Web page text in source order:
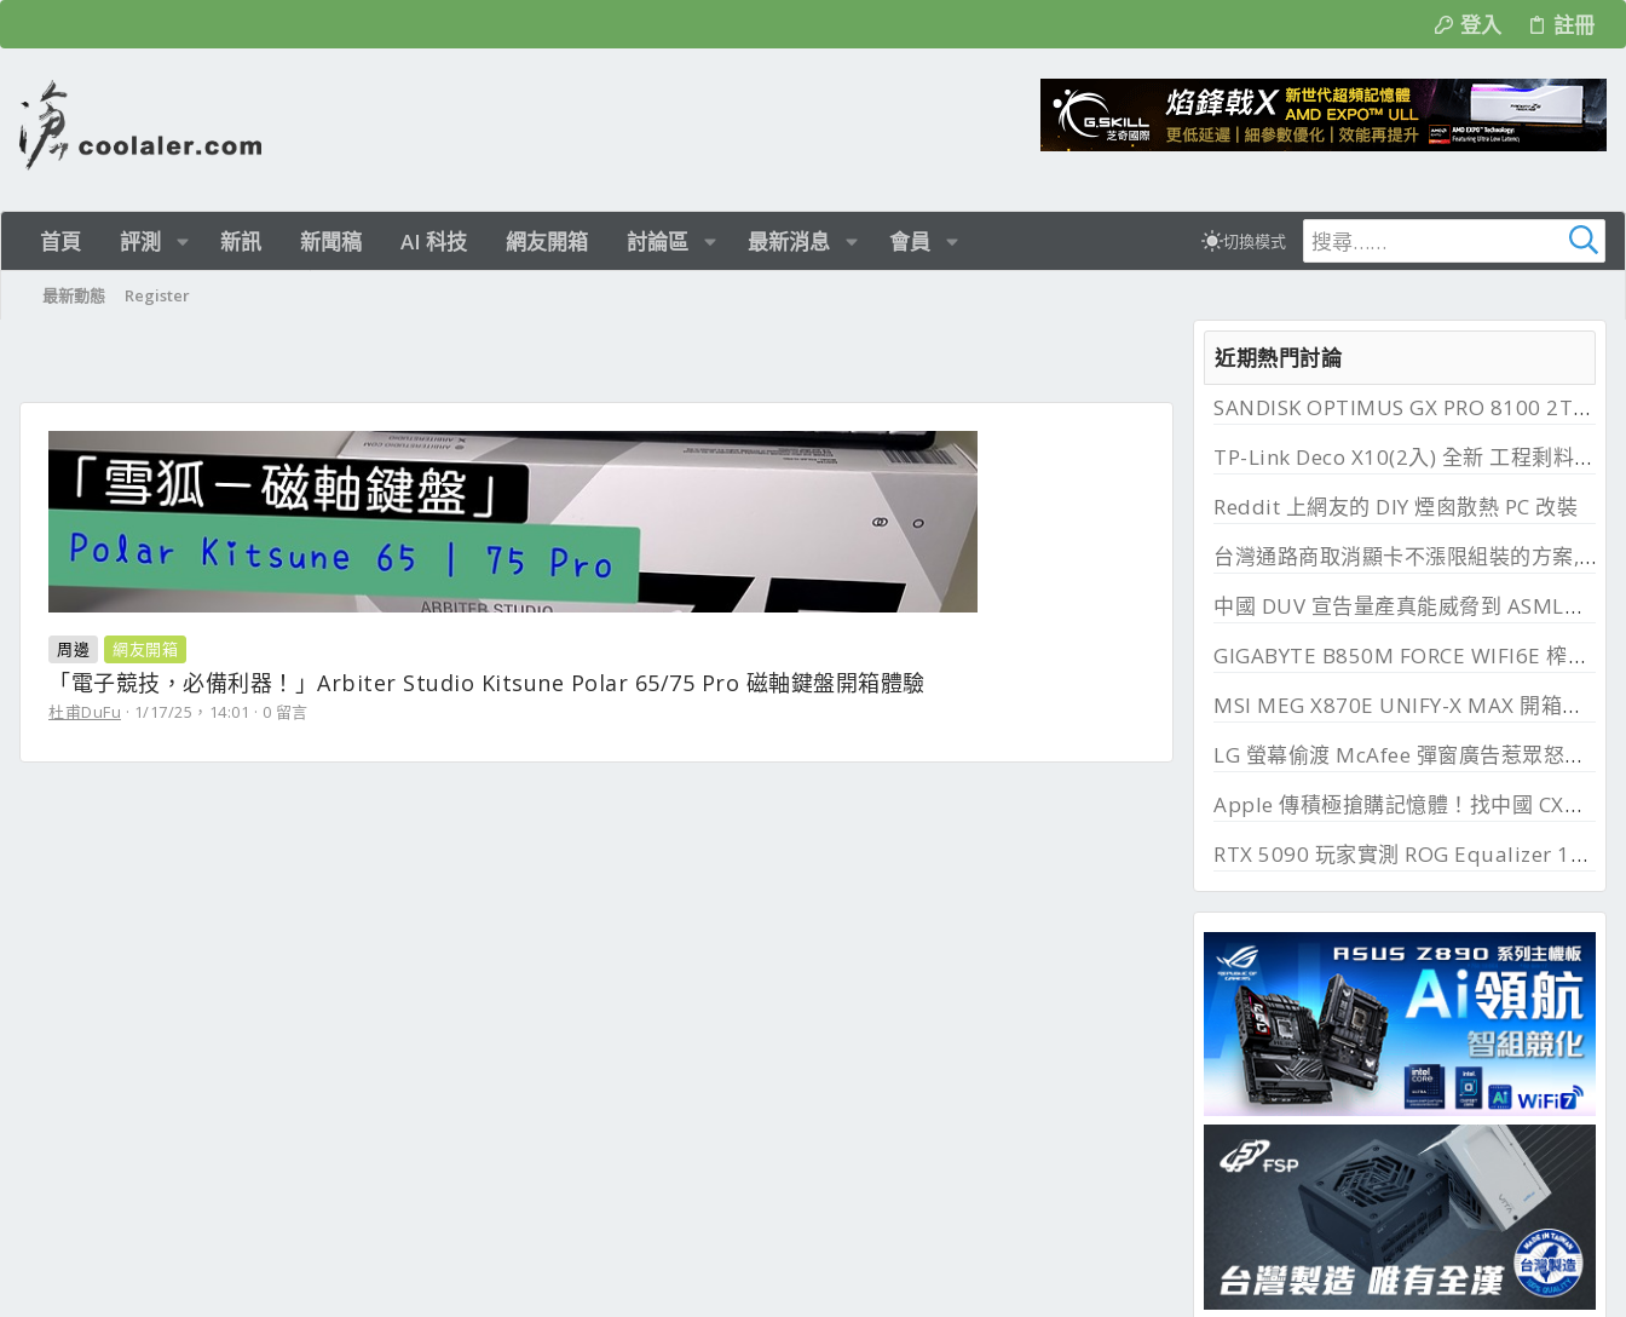
登入 註冊
首頁 評測 新訊 新聞稿 AI 科技 網友開箱 討論區 最新消息 會員 切換模式
最新動態 Register
周邊 網友開箱
「電子競技，必備利器！」Arbiter Studio Kitsune Polar 65/75 Pro 磁軸鍵盤開箱體驗
杜甫DuFu 1/17/25，14:01 0 留言
近期熱門討論
SANDISK OPTIMUS GX PRO 8100 2TB 與 850X 2TB 開箱, PCIe 5.0 與 4.0 效能比較
TP-Link Deco X10(2入) 全新 工程剩料 可店到店 免運費
Reddit 上網友的 DIY 煙囪散熱 PC 改裝
台灣通路商取消顯卡不漲限組裝的方案, 直漲 20~45%
中國 DUV 宣告量產真能威脅到 ASML？外媒稱相差甚遠
GIGABYTE B850M FORCE WIFI6E 榨乾長鑫24G DDR
MSI MEG X870E UNIFY-X MAX 開箱測試, 2 DIMM 的超頻優化
LG 螢幕偷渡 McAfee 彈窗廣告惹眾怒，微軟出手制止
Apple 傳積極搶購記憶體！找中國 CXMT 談價格碰壁
RTX 5090 玩家實測 ROG Equalizer 12V-2x6, 電壓更穩、溫度更低、還解決 SSD 消失問題